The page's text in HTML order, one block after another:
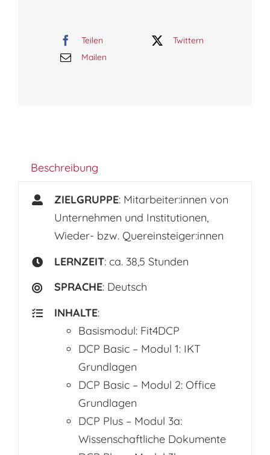
Teilen
Twittern
Mailen
Beschreibung
ZIELGRUPPE: Mitarbeiter:innen von
Unternehmen und Institutionen,
Wieder- bzw. Quereinsteiger:innen
LERNZEIT: ca. 38,5 Stunden
SPRACHE: Deutsch
INHALTE:
Basismodul: Fit4DCP
DCP Basic – Modul 1: IKT
Grundlagen
DCP Basic – Modul 2: Office
Grundlagen
DCP Plus – Modul 3a:
Wissenschaftliche Dokumente